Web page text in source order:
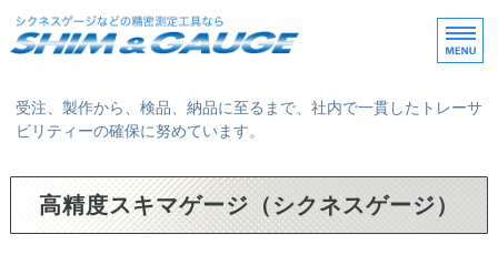
シクネスゲージや精密
受注、製作から、検品、納品に至るまで、社内で一貫したトレーサ
ビリティーの確保に努めています。
事業案内
高精度スキマゲージ（シクネスゲージ）